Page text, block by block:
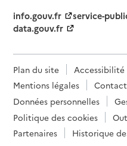
info.gouv.fr
service-
data.gouv.fr
Plan du site
Mentions légales
Contact
Données personnelles
Politique des cookies
Partenaires
Historique